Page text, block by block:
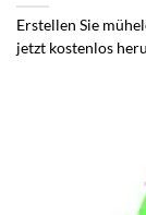
Erstellen Sie
jetzt kostenlos